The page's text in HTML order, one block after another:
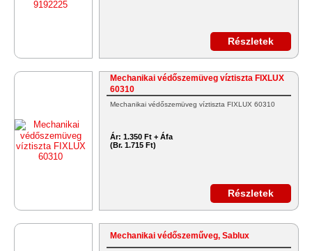
Részletek
Mechanikai védőszemüveg víztiszta FIXLUX
60310
Mechanikai védőszemüveg víztiszta FIXLUX 60310
Ár: 1.350 Ft + Áfa
(Br. 1.715 Ft)
Részletek
Mechanikai védőszeműveg, Sablux